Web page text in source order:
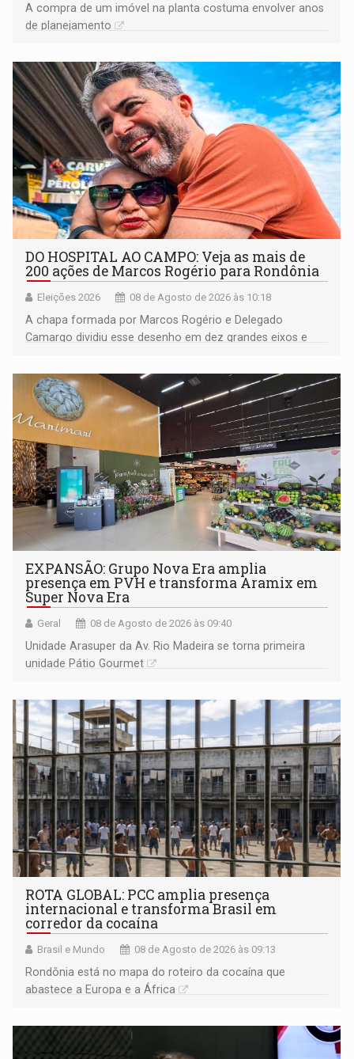
A compra de um imóvel na planta costuma envolver anos
de planejamento
DO HOSPITAL AO CAMPO: Veja as mais de
200 ações de Marcos Rogério para Rondônia
Eleições 2026 08 de Agosto de 2026 às 10:18
A chapa formada por Marcos Rogério e Delegado
Camargo dividiu esse desenho em dez grandes eixos e
EXPANSÃO: Grupo Nova Era amplia
presença em PVH e transforma Aramix em
Super Nova Era
Geral 08 de Agosto de 2026 às 09:40
Unidade Arasuper da Av. Rio Madeira se torna primeira
unidade Pátio Gourmet
ROTA GLOBAL: PCC amplia presença
internacional e transforma Brasil em
corredor da cocaína
Brasil e Mundo 08 de Agosto de 2026 às 09:13
Rondônia está no mapa do roteiro da cocaína que
abastece a Europa e a África